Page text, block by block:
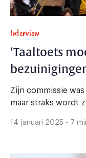
Interview
‘Taaltoets
Zijn commissie
maar straks wordt
14 januari 2025 - 7